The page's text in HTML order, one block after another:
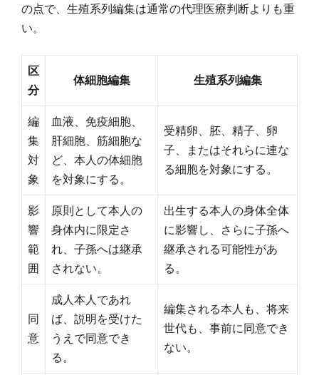
の点で、生殖系列編集は通常の代理医療判断よりも重
い。
区
分
体細胞編集 生殖系列編集
編
集
対
象
血液、免疫細胞、
肝細胞、筋細胞な
ど、本人の体細胞
を対象にする。
受精卵、胚、精子、卵
子、またはそれらに連な
る細胞を対象にする。
影
響
範
囲
原則として本人の
身体内に限定さ
れ、子孫へは継承
されない。
出生する本人の身体全体
に影響し、さらに子孫へ
継承される可能性があ
る。
同
意
成人本人であれ
ば、説明を受けた
うえで同意でき
る。
編集される本人も、将来
世代も、事前に同意でき
ない。